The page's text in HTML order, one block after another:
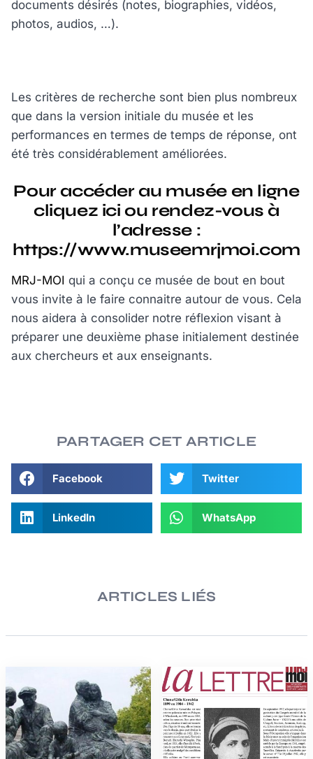
documents désirés (notes, biographies, vidéos,
photos, audios, …).
Les critères de recherche sont bien plus nombreux
que dans la version initiale du musée et les
performances en termes de temps de réponse, ont
été très considérablement améliorées.
Pour accéder au musée en ligne
cliquez ici ou rendez-vous à
l’adresse :
https://www.museemrjmoi.com
MRJ-MOI qui a conçu ce musée de bout en bout
vous invite à le faire connaitre autour de vous. Cela
nous aidera à consolider notre réflexion visant à
préparer une deuxième phase initialement destinée
aux chercheurs et aux enseignants.
PARTAGER CET ARTICLE
Facebook Twitter
LinkedIn WhatsApp
ARTICLES LIÉS